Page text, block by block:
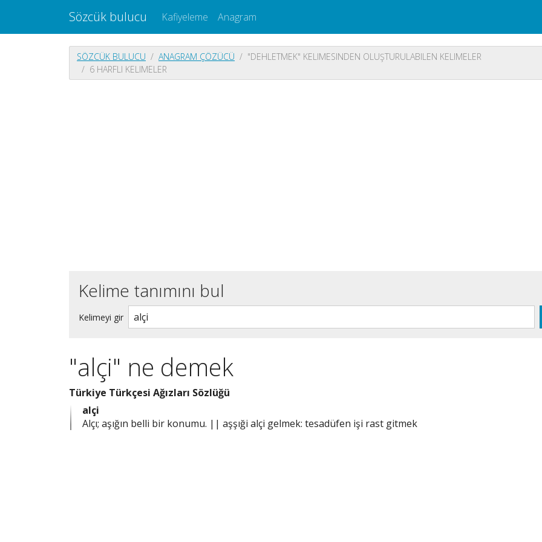
Sözcük bulucu Kafiyeleme Anagram
SÖZCÜK BULUCU ANAGRAM ÇÖZÜCÜ
"DEHLETMEK" KELIMESINDEN OLUŞTURULABILEN KELIMELER
6 HARFLI KELIMELER
Kelime tanımını bul
Kelimeyi gir
"alçi" ne demek
Türkiye Türkçesi Ağızları Sözlüğü
alçi
Alçı; aşığın belli bir konumu. || aşşıği alçi gelmek: tesadüfen işi rast gitmek